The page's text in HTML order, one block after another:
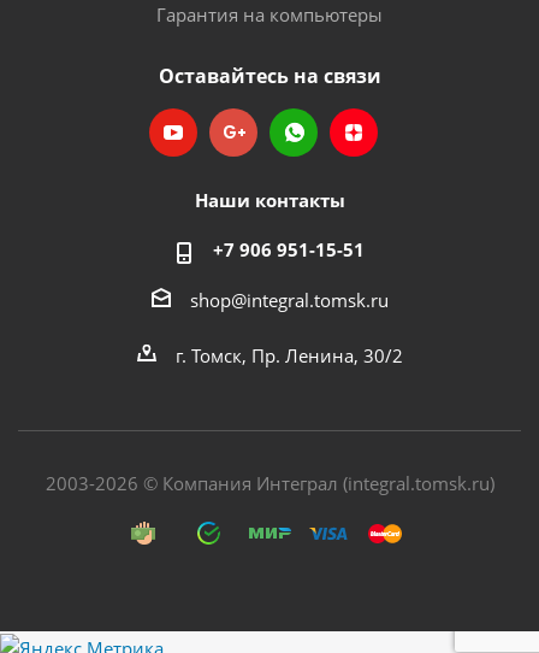
Гарантия на компьютеры
Оставайтесь на связи
Наши контакты
+7 906 951-15-51
shop@integral.tomsk.ru
г. Томск, Пр. Ленина, 30/2
2003-2026 © Компания Интеграл (integral.tomsk.ru)